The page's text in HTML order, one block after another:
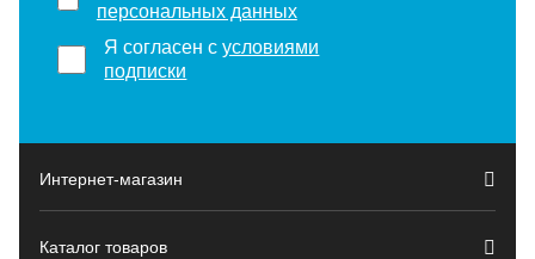
персональных данных
Я согласен сусловиями
подписки
Интернет-магазин
Каталог товаров